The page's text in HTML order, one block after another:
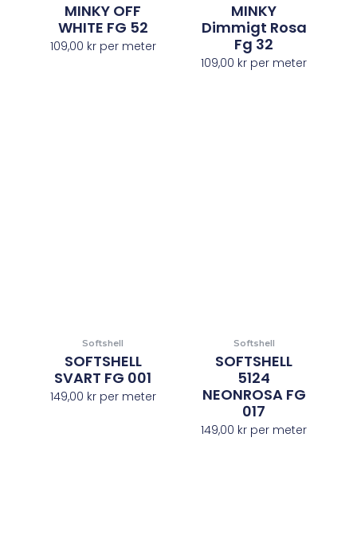
MINKY OFF
WHITE FG 52
109,00 krper meter
MINKY
Dimmigt Rosa
Fg 32
109,00 kr per meter
Softshell
SOFTSHELL
SVART FG 001
149,00 krper meter
Softshell
SOFTSHELL
5124
NEONROSA FG
017
149,00 kr per meter